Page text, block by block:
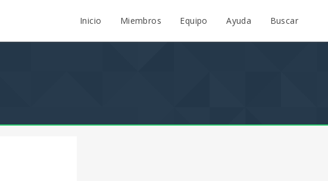
Inicio Miembros Equipo Ayuda Buscar